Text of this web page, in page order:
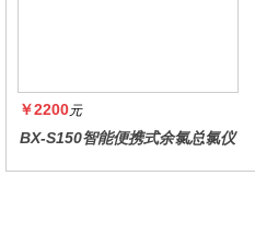
￥2200元
BX-S150智能便携式余氯总氯仪